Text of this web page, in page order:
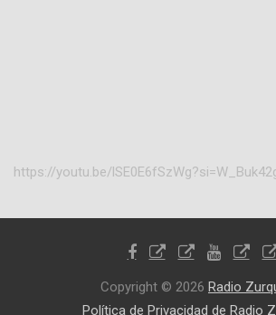
https://youtu.be/
Copyright © 2026 Radio
Política de Privacidad de Radio